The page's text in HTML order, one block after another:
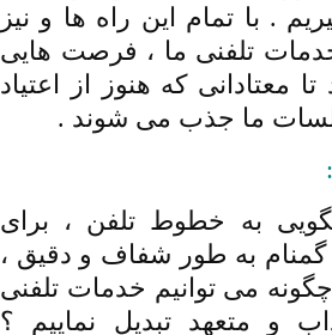
. با تمام این راه ها و نیز
تلفنی ما ، فرصت هایی
معتادانی که هنوز از اعتیاد
ما جذب می شوند .
به خطوط تلفن ، برای
گمنام به طور شفاف و دقیق ،
می توانیم خدمات تلفنی
و متعهد تبدیل نماییم ؟